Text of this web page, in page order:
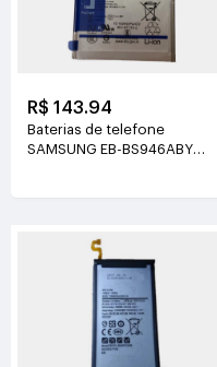
R$ 143.94
Baterias de telefone
SAMSUNG EB-BS946ABY